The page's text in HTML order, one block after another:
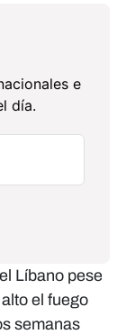
e
día.
Líbano pese
el fuego
semanas